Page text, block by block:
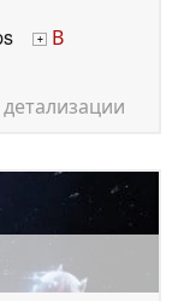
+ В